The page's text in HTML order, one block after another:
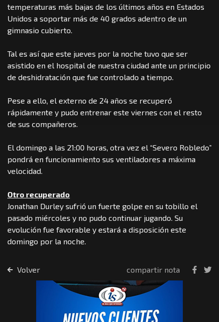
temperaturas más bajas de los últimos años en Estados
Unidos a soportar más de 40 grados adentro de un
gimnasio cubierto.
Tal es así que este jueves por la noche tuvo que ser
asistido en el hospital de nuestra ciudad ante un principio
de deshidratación que fue controlado a tiempo.
Pese a ello, el externo de 24 años se recuperó
rápidamente y pudo entrenar este viernes con el resto
de sus compañeros.
El domingo a las 21:00 horas, otra vez el “Severo Robledo”
pondrá en funcionamiento sus ventiladores a máxima
velocidad.
Otro recuperado
Jonathan Durley sufrió un fuerte golpe en su tobillo el
pasado miércoles y no pudo continuar jugando. Su
evolución fue favorable y estará a disposición este
domingo por la noche.
Volver compartir nota